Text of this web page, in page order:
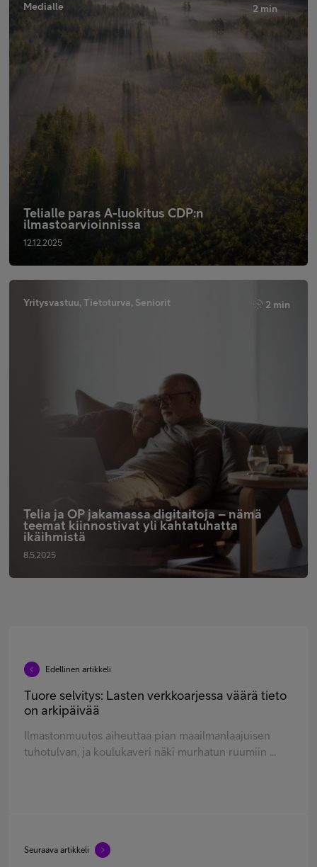
Medialle
2 min
Telialle paras A-luokitus CDP:n
ilmastoarvioinnissa
12.12.2025
Yritysvastuu, Tietoturva, Seniorit 2 min
Telia ja OP jakamassa digitaitoja – nämä
teemat kiinnostivat yli kahtatuhatta
ikäihmistä
8.5.2025
Edellinen artikkeli
Tuore selvitys: Lasten verkkoarjessa väärä tieto
on arkipäivää
Ilmastonmuutos aiheuttaa pian maailmanlaajuisen
tuhotulvan, ja koulukaveri näki murhatun ruumiin ...
Seuraava artikkeli